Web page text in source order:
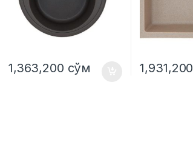
1,363,200 сўм 1,931,200